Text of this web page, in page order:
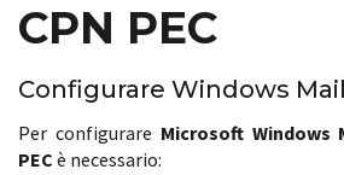
CPN PEC
Configurare Windows Mail
Per configurare Microsoft Windows
PEC è necessario: